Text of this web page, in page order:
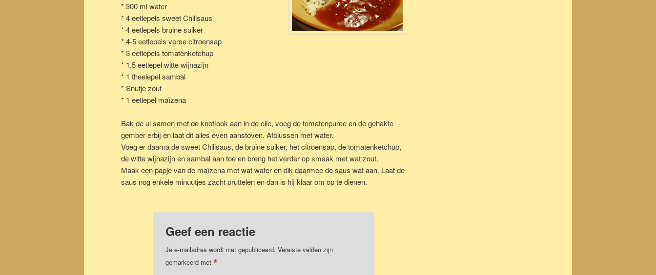
* 300 ml water
* 4 eetlepels sweet Chilisaus
* 4 eetlepels bruine suiker
* 4-5 eetlepels verse citroensap
* 3 eetlepels tomatenketchup
* 1,5 eetlepel witte wijnazijn
* 1 theelepel sambal
* Snufje zout
* 1 eetlepel maïzena
Bak de ui samen met de knoflook aan in de olie, voeg de tomatenpuree en de gehakte
gember erbij en laat dit alles even aanstoven. Afblussen met water.
Voeg er daarna de sweet Chilisaus, de bruine suiker, het citroensap, de tomatenketchup,
de witte wijnazijn en sambal aan toe en breng het verder op smaak met wat zout.
Maak een papje van de maïzena met wat water en dik daarmee de saus wat aan. Laat de
saus nog enkele minuutjes zacht pruttelen en dan is hij klaar om op te dienen.
Geef een reactie
Je e-mailadres wordt niet gepubliceerd. Vereiste velden zijn
gemarkeerd met *